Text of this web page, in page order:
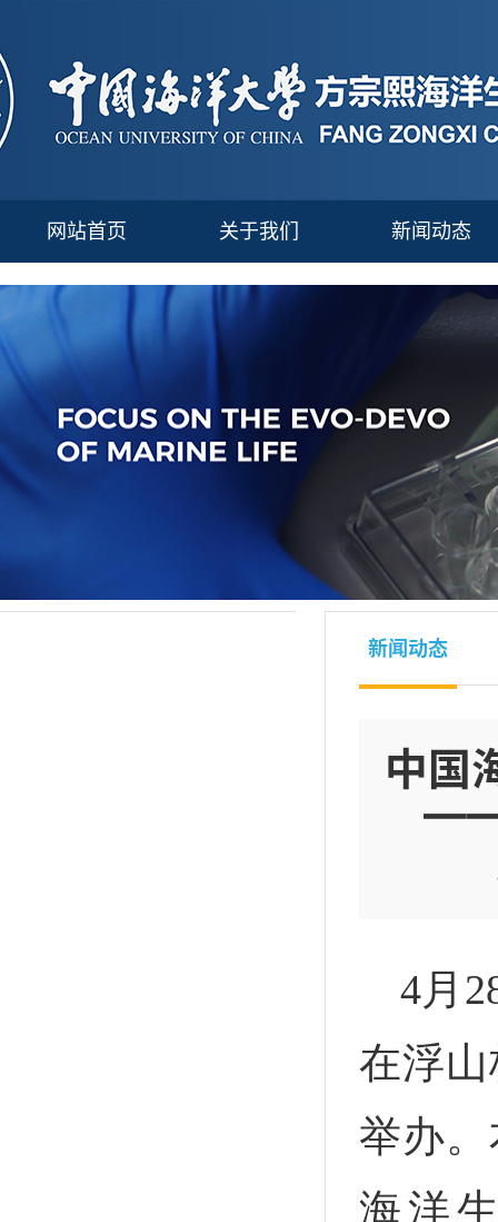
网站首页 关于我们 新闻动态
新闻动态
中国
——
4月
在浮
举办
海洋